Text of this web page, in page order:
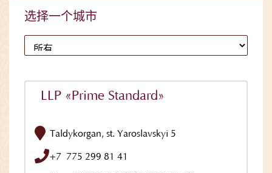
选择一个城市
LLP «Prime Standard»
Taldykorgan, st. Yaroslavskyi 5
+7 775 299 81 41